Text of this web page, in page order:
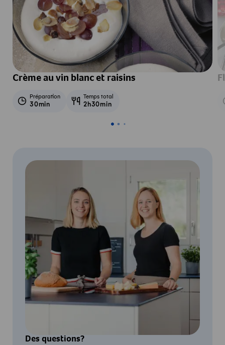
Crème au vin blanc et raisins
Préparation
30min
Temps total
2h30min
Des questions?